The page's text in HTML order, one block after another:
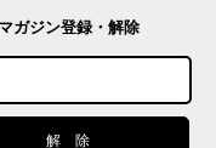
ガジン登録・解除